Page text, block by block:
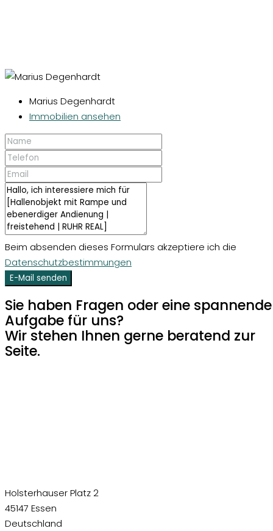
Marius Degenhardt
Immobilien ansehen
Beim absenden dieses Formulars akzeptiere ich die
Datenschutzbestimmungen
E-Mail senden
Sie haben Fragen oder eine spannende
Aufgabe für uns?
Wir stehen Ihnen gerne beratend zur
Seite.
Holsterhauser Platz 2
45147 Essen
Deutschland